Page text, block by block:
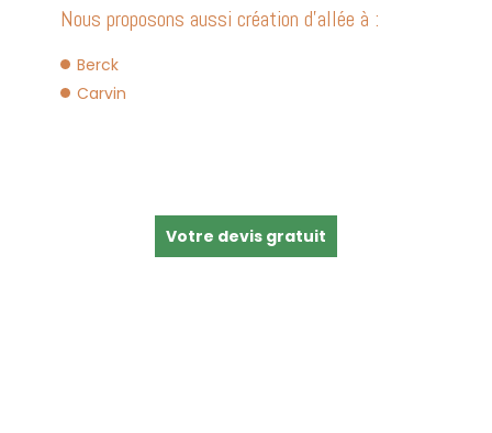
Nous proposons aussi création d'allée à :
Berck
Carvin
Votre devis gratuit